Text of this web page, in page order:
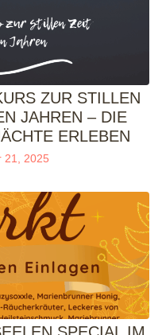
ZUR STILLEN
JAHREN – DIE
ERLEBEN
21, 2025
SPECIAL IM